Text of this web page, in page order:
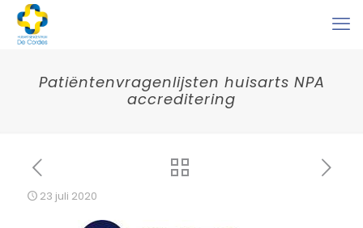
Patiëntenvragenlijsten huisarts NPA
accreditering
23 juli 2020